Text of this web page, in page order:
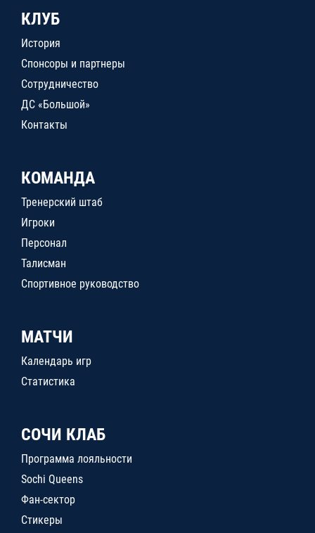
КЛУБ
История
Спонсоры и партнеры
Сотрудничество
ДС «Большой»
Контакты
КОМАНДА
Тренерский штаб
Игроки
Персонал
Талисман
Спортивное руководство
МАТЧИ
Календарь игр
Статистика
СОЧИ КЛАБ
Программа лояльности
Sochi Queens
Фан-сектор
Стикеры